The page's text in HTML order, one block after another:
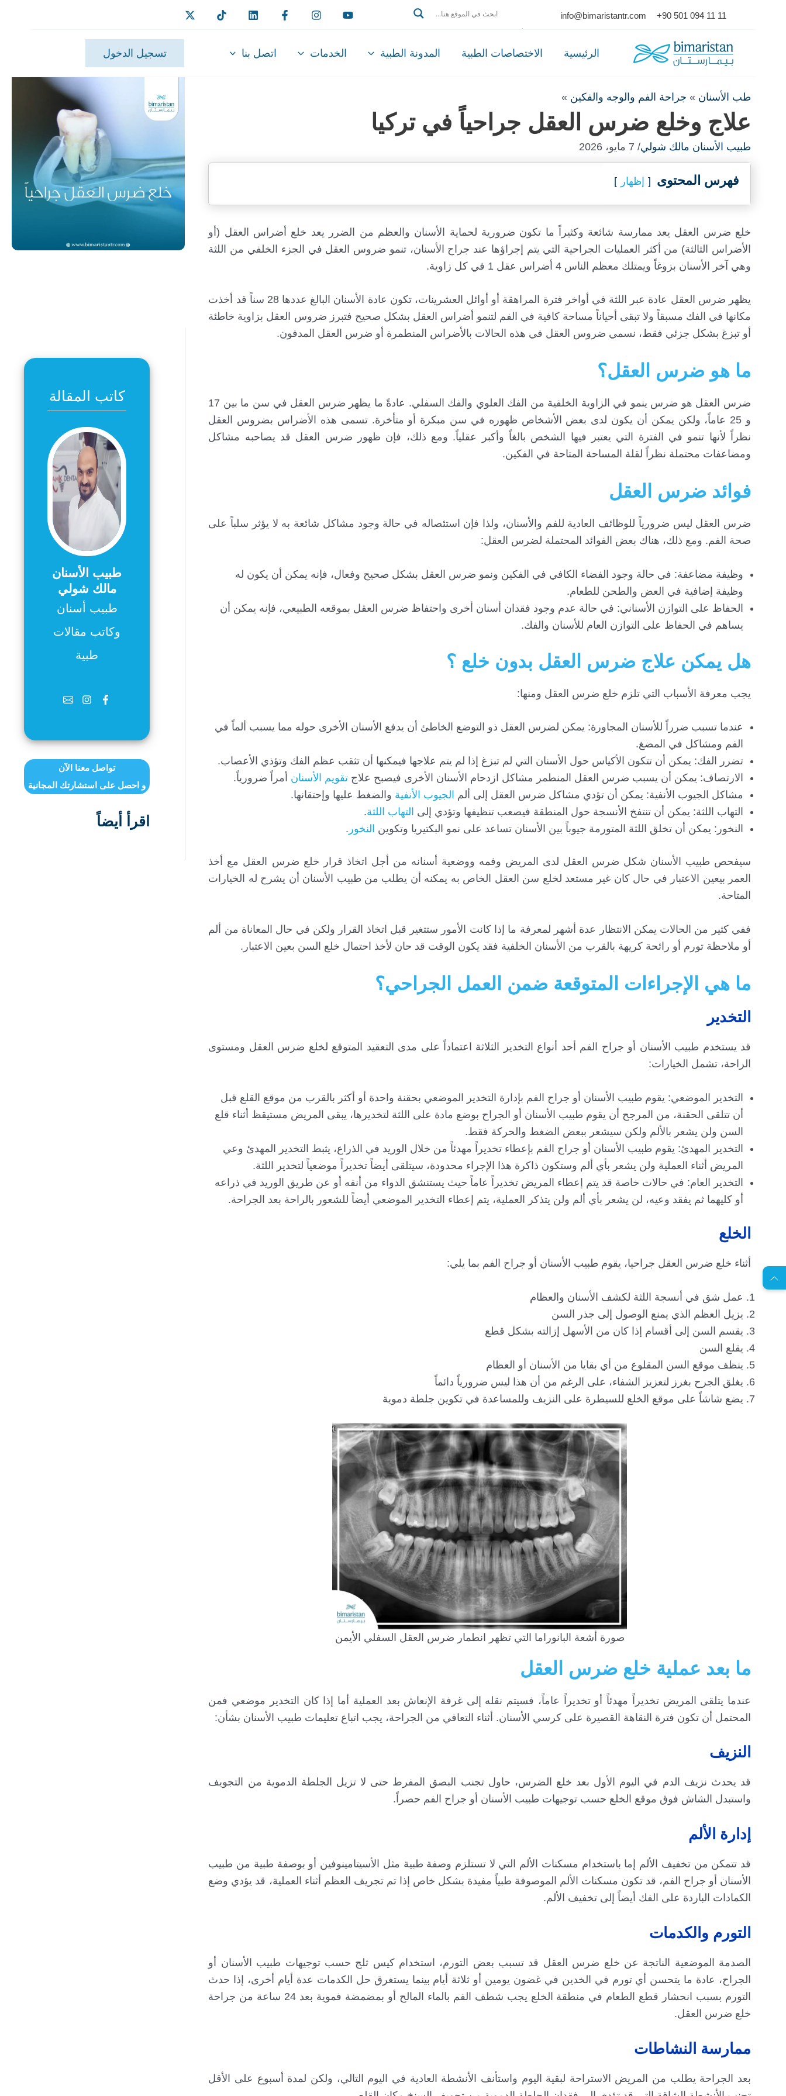
info@bimaristantr.com +90 501 094 11 11
الرئيسية الاختصاصات الطبية المدونة الطبية الخدمات اتصل بنا تسجيل الدخول
طب الأسنان » جراحة الفم والوجه والفكين »
علاج وخلع ضرس العقل جراحياً في تركيا
طبيب الأسنان مالك شولي/ 7 مايو، 2026
فهرس المحتوى إظهار
خلع ضرس العقل يعد ممارسة شائعة وكثيراً ما تكون ضرورية لحماية الأسنان والعظم من الضرر يعد خلع أضراس العقل (أو
الأضراس الثالثة) من أكثر العمليات الجراحية التي يتم إجراؤها عند جراح الأسنان، تنمو ضروس العقل في الجزء الخلفي من اللثة
وهي آخر الأسنان بزوغاً ويمتلك معظم الناس 4 أضراس عقل 1 في كل زاوية.
يظهر ضرس العقل عادة عبر اللثة في أواخر فترة المراهقة أو أوائل العشرينات، تكون عادة الأسنان البالغ عددها 28 سناً قد أخذت
مكانها في الفك مسبقاً ولا تبقى أحياناً مساحة كافية في الفم لتنمو أضراس العقل بشكل صحيح فتبرز ضروس العقل بزاوية خاطئة
أو تبزغ بشكل جزئي فقط، نسمي ضروس العقل في هذه الحالات بالأضراس المنطمرة أو ضرس العقل المدفون.
ما هو ضرس العقل؟
ضرس العقل هو ضرس ينمو في الزاوية الخلفية من الفك العلوي والفك السفلي. عادةً ما يظهر ضرس العقل في سن ما بين 17
و 25 عاماً، ولكن يمكن أن يكون لدى بعض الأشخاص ظهوره في سن مبكرة أو متأخرة. تسمى هذه الأضراس بضروس العقل
نظراً لأنها تنمو في الفترة التي يعتبر فيها الشخص بالغاً وأكبر عقلياً. ومع ذلك، فإن ظهور ضرس العقل قد يصاحبه مشاكل
ومضاعفات محتملة نظراً لقلة المساحة المتاحة في الفكين.
فوائد ضرس العقل
ضرس العقل ليس ضرورياً للوظائف العادية للفم والأسنان، ولذا فإن استئصاله في حالة وجود مشاكل شائعة به لا يؤثر سلباً على
صحة الفم. ومع ذلك، هناك بعض الفوائد المحتملة لضرس العقل:
وظيفة مضاعفة: في حالة وجود الفضاء الكافي في الفكين ونمو ضرس العقل بشكل صحيح وفعال، فإنه يمكن أن يكون له
وظيفة إضافية في العض والطحن للطعام.
الحفاظ على التوازن الأسناني: في حالة عدم وجود فقدان أسنان أخرى واحتفاظ ضرس العقل بموقعه الطبيعي، فإنه يمكن أن
يساهم في الحفاظ على التوازن العام للأسنان والفك.
هل يمكن علاج ضرس العقل بدون خلع ؟
يجب معرفة الأسباب التي تلزم خلع ضرس العقل ومنها:
عندما تسبب ضرراً للأسنان المجاورة: يمكن لضرس العقل ذو التوضع الخاطئ أن يدفع الأسنان الأخرى حوله مما يسبب ألماً في
الفم ومشاكل في المضغ.
تضرر الفك: يمكن أن تتكون الأكياس حول الأسنان التي لم تبزغ إذا لم يتم علاجها فيمكنها أن تثقب عظم الفك وتؤذي الأعصاب.
الارتصاف: يمكن أن يسبب ضرس العقل المنطمر مشاكل ازدحام الأسنان الأخرى فيصبح علاج تقويم الأسنان أمراً ضرورياً.
مشاكل الجيوب الأنفية: يمكن أن تؤدي مشاكل ضرس العقل إلى ألم الجيوب الأنفية والضغط عليها وإحتقانها.
التهاب اللثة: يمكن أن تنتفخ الأنسجة حول المنطقة فيصعب تنظيفها وتؤدي إلى التهاب اللثة.
النخور: يمكن أن تخلق اللثة المتورمة جيوباً بين الأسنان تساعد على نمو البكتيريا وتكوين النخور .
سيفحص طبيب الأسنان شكل ضرس العقل لدى المريض وفمه ووضعية أسنانه من أجل اتخاذ قرار خلع ضرس العقل مع أخذ
العمر بيعين الاعتبار في حال كان غير مستعد لخلع سن العقل الخاص به يمكنه أن يطلب من طبيب الأسنان أن يشرح له الخيارات
المتاحة.
ففي كثير من الحالات يمكن الانتظار عدة أشهر لمعرفة ما إذا كانت الأمور ستتغير قبل اتخاذ القرار ولكن في حال المعاناة من ألم
أو ملاحظة تورم أو رائحة كريهة بالقرب من الأسنان الخلفية فقد يكون الوقت قد حان لأخذ احتمال خلع السن بعين الاعتبار.
ما هي الإجراءات المتوقعة ضمن العمل الجراحي؟
التخدير
قد يستخدم طبيب الأسنان أو جراح الفم أحد أنواع التخدير الثلاثة اعتماداً على مدى التعقيد المتوقع لخلع ضرس العقل ومستوى
الراحة، تشمل الخيارات:
التخدير الموضعي: يقوم طبيب الأسنان أو جراح الفم بإدارة التخدير الموضعي بحقنة واحدة أو أكثر بالقرب من موقع القلع قبل
أن تتلقى الحقنة، من المرجح أن يقوم طبيب الأسنان أو الجراح بوضع مادة على اللثة لتخديرها، يبقى المريض مستيقظ أثناء قلع
السن ولن يشعر بالألم ولكن سيشعر ببعض الضغط والحركة فقط.
التخدير المهدئ: يقوم طبيب الأسنان أو جراح الفم بإعطاء تخديراً مهدئاً من خلال الوريد في الذراع، يثبط التخدير المهدئ وعي
المريض أثناء العملية ولن يشعر بأي ألم وستكون ذاكرة هذا الإجراء محدودة، سيتلقى أيضاً تخديراً موضعياً لتخدير اللثة.
التخدير العام: في حالات خاصة قد يتم إعطاء المريض تخديراً عاماً حيث يستنشق الدواء من أنفه أو عن طريق الوريد في ذراعه
أو كليهما ثم يفقد وعيه، لن يشعر بأي ألم ولن يتذكر العملية، يتم إعطاء التخدير الموضعي أيضاً للشعور بالراحة بعد الجراحة.
الخلع
أثناء خلع ضرس العقل جراحيا، يقوم طبيب الأسنان أو جراح الفم بما يلي:
عمل شق في أنسجة اللثة لكشف الأسنان والعظام
يزيل العظم الذي يمنع الوصول إلى جذر السن
يقسم السن إلى أقسام إذا كان من الأسهل إزالته بشكل قطع
يقلع السن
ينظف موقع السن المقلوع من أي بقايا من الأسنان أو العظام
يغلق الجرح بغرز لتعزيز الشفاء، على الرغم من أن هذا ليس ضرورياً دائماً
يضع شاشاً على موقع الخلع للسيطرة على النزيف وللمساعدة في تكوين جلطة دموية
صورة أشعة البانوراما التي تظهر انطمار ضرس العقل السفلي الأيمن
ما بعد عملية خلع ضرس العقل
عندما يتلقى المريض تخديراً مهدئاً أو تخديراً عاماً، فسيتم نقله إلى غرفة الإنعاش بعد العملية أما إذا كان التخدير موضعي فمن
المحتمل أن تكون فترة النقاهة القصيرة على كرسي الأسنان. أثناء التعافي من الجراحة، يجب اتباع تعليمات طبيب الأسنان بشأن:
النزيف
قد يحدث نزيف الدم في اليوم الأول بعد خلع الضرس، حاول تجنب البصق المفرط حتى لا تزيل الجلطة الدموية من التجويف
واستبدل الشاش فوق موقع الخلع حسب توجيهات طبيب الأسنان أو جراح الفم حصراً.
إدارة الألم
قد تتمكن من تخفيف الألم إما باستخدام مسكنات الألم التي لا تستلزم وصفة طبية مثل الأسيتامينوفين أو بوصفة طبية من طبيب
الأسنان أو جراح الفم، قد تكون مسكنات الألم الموصوفة طبياً مفيدة بشكل خاص إذا تم تجريف العظم أثناء العملية، قد يؤدي وضع
الكمادات الباردة على الفك أيضاً إلى تخفيف الألم.
التورم والكدمات
الصدمة الموضعية الناتجة عن خلع ضرس العقل قد تسبب بعض التورم، استخدام كيس ثلج حسب توجيهات طبيب الأسنان أو
الجراح، عادة ما يتحسن أي تورم في الخدين في غضون يومين أو ثلاثة أيام بينما يستغرق حل الكدمات عدة أيام أخرى، إذا حدث
التورم بسبب انحشار قطع الطعام في منطقة الخلع يجب شطف الفم بالماء المالح أو بمضمضة فموية بعد 24 ساعة من جراحة
خلع ضرس العقل.
ممارسة النشاطات
بعد الجراحة يطلب من المريض الاستراحة لبقية اليوم واستأنف الأنشطة العادية في اليوم التالي، ولكن لمدة أسبوع على الأقل
كاتب المقالة
طبيب الأسنان
مالك شولي
طبيب أسنان
وكاتب مقالات
طبية
تواصل معنا الآن
و احصل على استشارتك المجانية
اقرأ أيضاً
ل
ا
س
ت
ش
ا
ر
ة
م
ج
ا
ن
ي
ة